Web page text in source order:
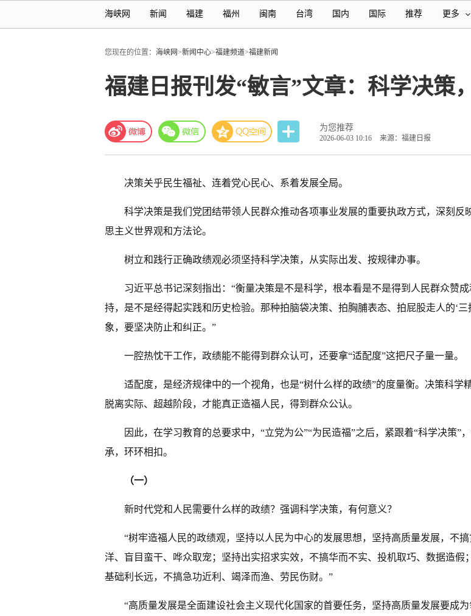
海峡网 新闻 福建 福州 闽南 台湾 国内 国际 推荐 更多
您现在的位置： 海峡网>新闻中心>福建频道>福建新闻
福建日报刊发“敏言”文章：科学决策
为您推荐
2026-06-03 10:16 来源：福建日报
决策关乎民生福祉、连着党心民心、系着发展全局。
科学决策是我们党团结带领人民群众推动各项事业发展的重要执政方式，深刻反
思主义世界观和方法论。
树立和践行正确政绩观必须坚持科学决策，从实际出发、按规律办事。
习近平总书记深刻指出：“衡量决策是不是科学，根本看是不是得到人民群众赞成
持，是不是经得起实践和历史检验。那种拍脑袋决策、拍胸脯表态、拍屁股走人的‘三
象，要坚决防止和纠正。”
一腔热忱干工作，政绩能不能得到群众认可，还要拿“适配度”这把尺子量一量。
适配度，是经济规律中的一个视角，也是“树什么样的政绩”的度量衡。决策科学
脱离实际、超越阶段，才能真正造福人民，得到群众公认。
因此，在学习教育的总要求中，“立党为公”“为民造福”之后，紧跟着“科学决策”
承，环环相扣。
（一）
新时代党和人民需要什么样的政绩？强调科学决策，有何意义？
“树牢造福人民的政绩观，坚持以人民为中心的发展思想，坚持高质量发展，不搞
洋、盲目蛮干、哗众取宠；坚持出实招求实效，不搞华而不实、投机取巧、数据造假
基础利长远，不搞急功近利、竭泽而渔、劳民伤财。”
“高质量发展是全面建设社会主义现代化国家的首要任务，坚持高质量发展要成